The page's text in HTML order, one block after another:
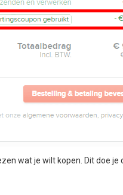
wat je wilt kopen. Dit doe je